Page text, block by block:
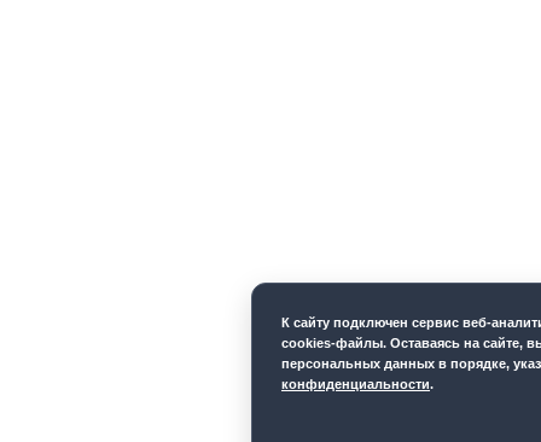
К cайту подключен сервис веб-
cookies-файлы. Оставаясь на сайте,
персональных данных в порядке,
конфиденциальности.